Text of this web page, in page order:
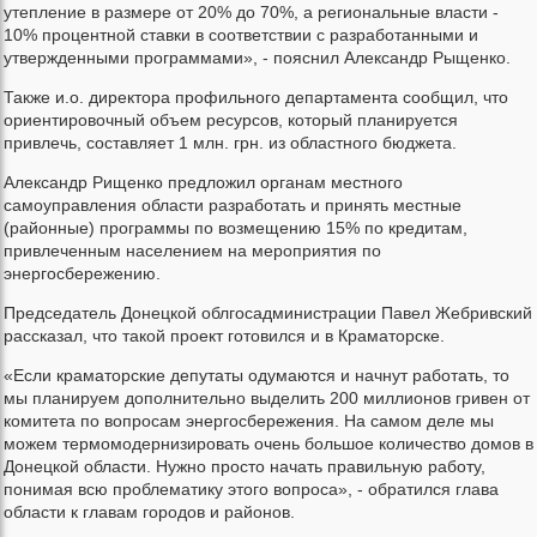
утепление в размере от 20% до 70%, а региональные власти -
10% процентной ставки в соответствии с разработанными и
утвержденными программами», - пояснил Александр Рыщенко.
Также и.о. директора профильного департамента сообщил, что
ориентировочный объем ресурсов, который планируется
привлечь, составляет 1 млн. грн. из областного бюджета.
Александр Рищенко предложил органам местного
самоуправления области разработать и принять местные
(районные) программы по возмещению 15% по кредитам,
привлеченным населением на мероприятия по
энергосбережению.
Председатель Донецкой облгосадминистрации Павел Жебривский
рассказал, что такой проект готовился и в Краматорске.
«Если краматорские депутаты одумаются и начнут работать, то
мы планируем дополнительно выделить 200 миллионов гривен от
комитета по вопросам энергосбережения. На самом деле мы
можем термомодернизировать очень большое количество домов в
Донецкой области. Нужно просто начать правильную работу,
понимая всю проблематику этого вопроса», - обратился глава
области к главам городов и районов.